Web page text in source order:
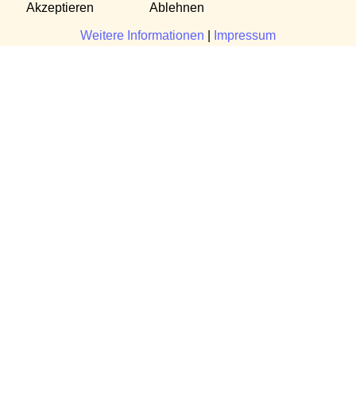
Akzeptieren Ablehnen
Weitere Informationen Impressum